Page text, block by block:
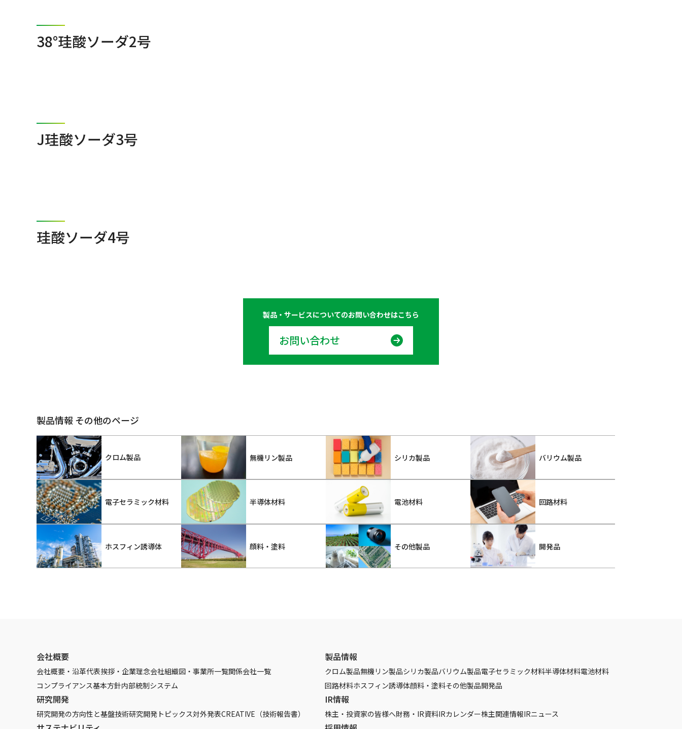
38°珪酸ソーダ2号
J珪酸ソーダ3号
珪酸ソーダ4号
製品・サービスについてのお問い合わせはこちら
お問い合わせ
製品情報 その他のページ
クロム製品 無機リン製品 シリカ製品 バリウム製品
電子セラミック材料 半導体材料 電池材料 回路材料
ホスフィン誘導体 顔料・塗料 その他製品 開発品
会社概要
会社概要・沿革代表挨拶・企業理念会社組織図・事業所一覧関係会社一覧
コンプライアンス基本方針内部統制システム
製品情報
クロム製品無機リン製品シリカ製品バリウム製品電子セラミック材料半導体材料電池材料
回路材料ホスフィン誘導体顔料・塗料その他製品開発品
研究開発
研究開発の方向性と基盤技術研究開発トピックス対外発表CREATIVE（技術報告書）
IR情報
株主・投資家の皆様へ財務・IR資料IRカレンダー株主関連情報IRニュース